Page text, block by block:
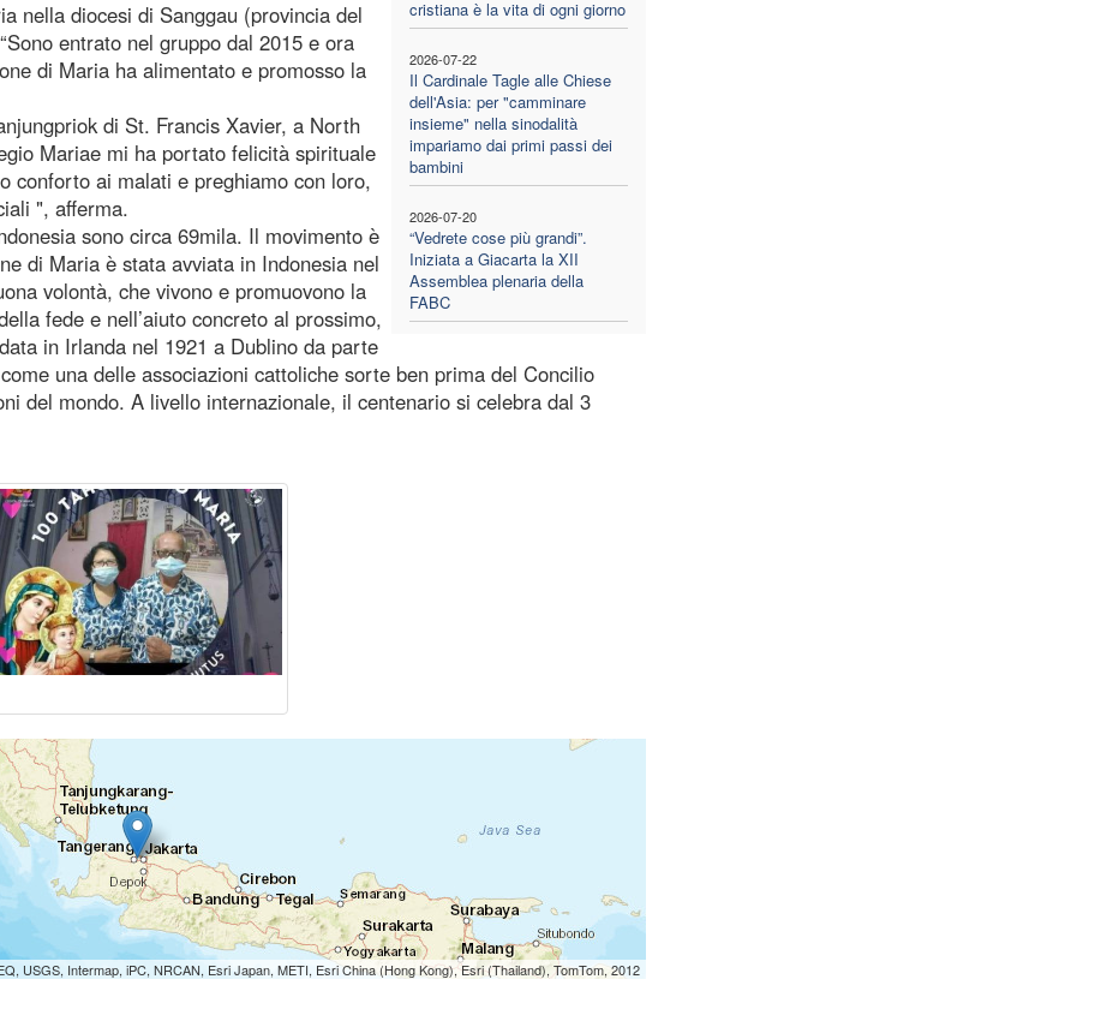
cristiana è la vita di ogni giorno
2026-07-22
Il Cardinale Tagle alle Chiese
dell'Asia: per "camminare
insieme" nella sinodalità
impariamo dai primi passi dei
bambini
2026-07-20
“Vedrete cose più grandi”.
Iniziata a Giacarta la XII
Assemblea plenaria della
FABC
nella diocesi di Sanggau (provincia del
entrato nel gruppo dal 2015 e ora
di Maria ha alimentato e promosso la
di St. Francis Xavier, a North
Mariae mi ha portato felicità spirituale
conforto ai malati e preghiamo con loro,
", afferma.
sono circa 69mila. Il movimento è
di Maria è stata avviata in Indonesia nel
volontà, che vivono e promuovono la
fede e nell’aiuto concreto al prossimo,
in Irlanda nel 1921 a Dublino da parte
una delle associazioni cattoliche sorte ben prima del Concilio
del mondo. A livello internazionale, il centenario si celebra dal 3
USGS, Intermap, iPC, NRCAN, Esri Japan, METI, Esri China (Hong Kong), Esri (Thailand), TomTom, 2012